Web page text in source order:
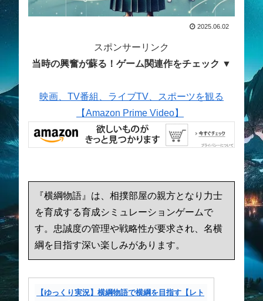
2025.06.02
スポンサーリンク
当時の興奮が蘇る！ゲーム関連作をチェック ▼
映画、TV番組、ライブTV、スポーツを観る
【Amazon Prime Video】
『横綱物語』は、相撲部屋の親方となり力士
を育成する育成シミュレーションゲームで
す。忠誠度の管理や戦略性が要求され、名横
綱を目指す深い楽しみがあります。
【ゆっくり実況】横綱物語で横綱を目指す【レト